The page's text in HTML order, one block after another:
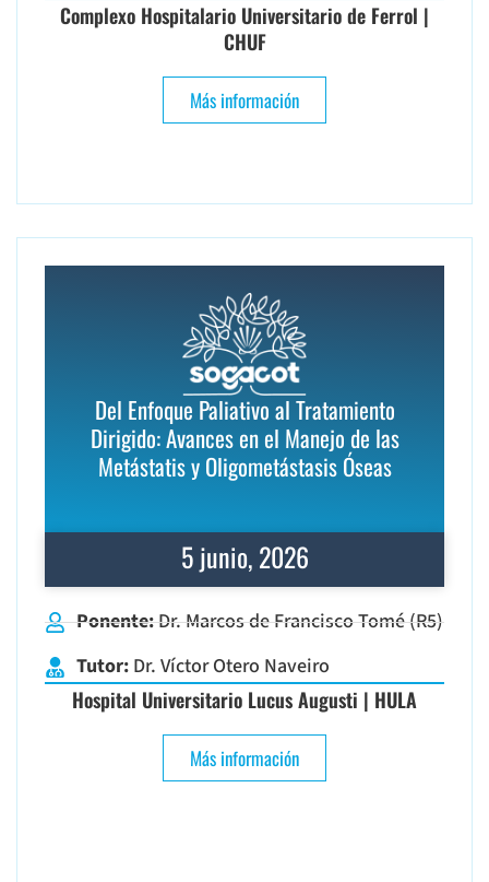
Complexo Hospitalario Universitario de Ferrol |
CHUF
Más información
Del Enfoque Paliativo al Tratamiento
Dirigido: Avances en el Manejo de las
Metástatis y Oligometástasis Óseas
5 junio, 2026
Ponente:Dr. Marcos de Francisco Tomé (R5)
Tutor: Dr. Víctor Otero Naveiro
Hospital Universitario Lucus Augusti | HULA
Más información